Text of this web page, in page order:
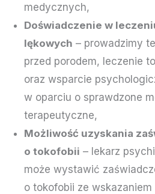
medycznych,
Doświadczenie w
lękowych – prowadzimy
przed porodem, leczenie
oraz wsparcie
w oparciu o sprawdzone
terapeutyczne,
Możliwość uzyskania
o tokofobii – lekarz
może wystawić
o tokofobii ze